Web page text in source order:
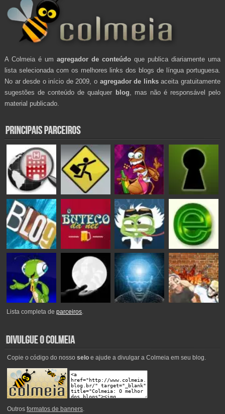
A Colmeia é um agregador de conteúdo que publica diariamente uma
lista selecionada com os melhores links dos blogs de língua portuguesa.
No ar desde o início de 2009, o agregador de linksaceita gratuitamente
sugestões de conteúdo de qualquer blog , mas não é responsável pelo
material publicado.
Lista completa deparceiros.
Copie o código do nosso seloe ajude a divulgar a Colmeia em seu blog.
Outros formatos de banners.